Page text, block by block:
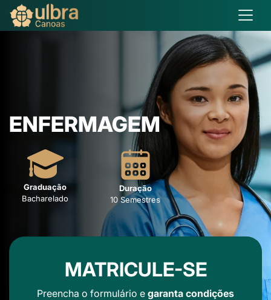
ENFERMAGEM
Graduação
Bacharelado
Duração
10 Semestres
MATRICULE-SE
Preencha o formulário e garanta condições